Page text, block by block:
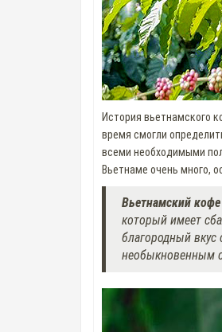
История вьетнамского
время смогли
всеми необходимыми
Вьетнаме очень много,
Вьетнамский кофе
который имеет
благородный
необыкновенным